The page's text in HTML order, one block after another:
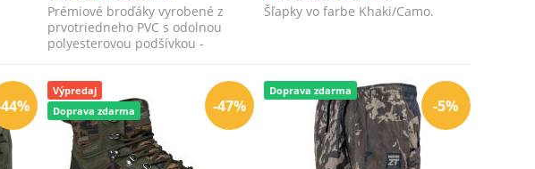
Prémiové broďáky vyrobené z
prvotriedneho PVC s odolnou
polyesterovou podšívkou -
Šľapky vo farbe Khaki/Camo.
-47%
Výpredaj
Doprava zdarma
-5%
Doprava zdarma